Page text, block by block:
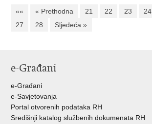
«« « Prethodna 21 22 23 24
27
28 Sljedeća »
e-Građani
e-Građani
e-Savjetovanja
Portal otvorenih podataka RH
Središnji katalog službenih dokumenata RH